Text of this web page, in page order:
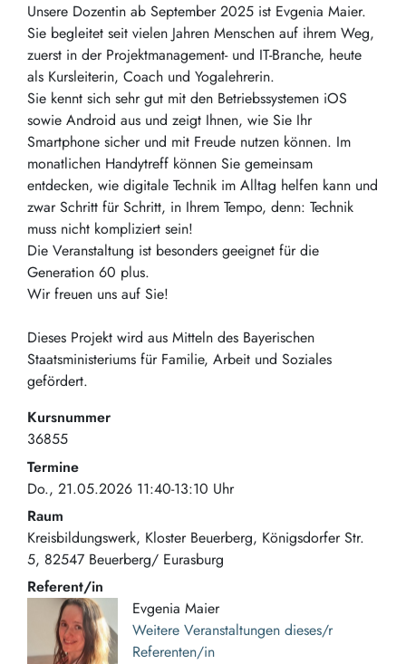
Unsere Dozentin ab September 2025 ist Evgenia Maier.
Sie begleitet seit vielen Jahren Menschen auf ihrem Weg,
zuerst in der Projektmanagement- und IT-Branche, heute
als Kursleiterin, Coach und Yogalehrerin.
Sie kennt sich sehr gut mit den Betriebssystemen iOS
sowie Android aus und zeigt Ihnen, wie Sie Ihr
Smartphone sicher und mit Freude nutzen können. Im
monatlichen Handytreff können Sie gemeinsam
entdecken, wie digitale Technik im Alltag helfen kann und
zwar Schritt für Schritt, in Ihrem Tempo, denn: Technik
muss nicht kompliziert sein!
Die Veranstaltung ist besonders geeignet für die
Generation 60 plus.
Wir freuen uns auf Sie!
Dieses Projekt wird aus Mitteln des Bayerischen
Staatsministeriums für Familie, Arbeit und Soziales
gefördert.
Kursnummer
36855
Termine
Do., 21.05.2026 11:40-13:10 Uhr
Raum
Kreisbildungswerk, Kloster Beuerberg Königsdorfer Str.
5 82547 Beuerberg/ Eurasburg
Referent/in
Evgenia Maier
Weitere Veranstaltungen dieses/r
Referenten/in